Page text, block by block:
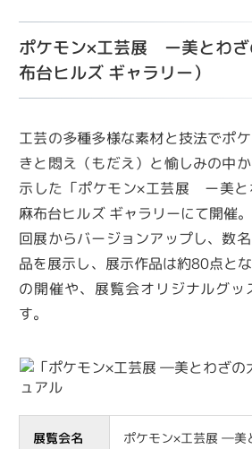
ポケモン×工芸展 ー美とわ
布台ヒルズ ギャラリー）
工芸の多種多様な素材と技法でポ
きと悶え（もだえ）と愉しみの中
示した「ポケモン×工芸展 ー美と
麻布台ヒルズ ギャラリーにて開催
回展からバージョンアップし、数
品を展示し、展示作品は約80点と
の開催や、展覧会オリジナルグッ
す。
展覧会名 ポケモン×工芸展 ―